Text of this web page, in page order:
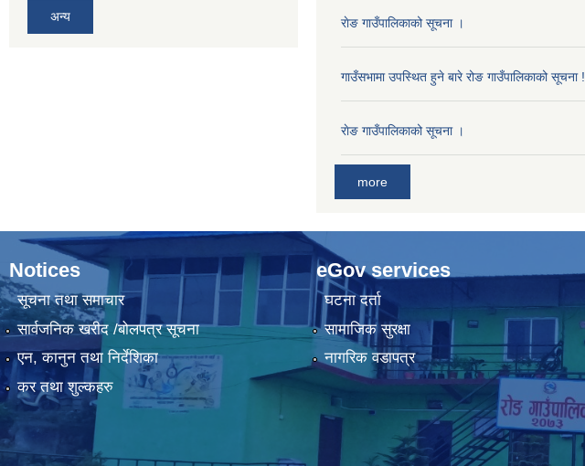
अन्य राेङ गाउँपालिकाको सूचना ।
गाउँसभामा उपस्थित हुने बारे रोङ गाउँपालिकाको सूचना !
राेङ गाउँपालिकाको सूचना ।
more
Notices
सूचना तथा समाचार
सार्वजनिक खरीद /बोलपत्र सूचना
एन, कानुन तथा निर्देशिका
कर तथा शुल्कहरु
eGov services
घटना दर्ता
सामाजिक सुरक्षा
नागरिक वडापत्र